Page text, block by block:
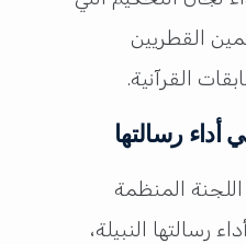
القطريين
القرآنية.
أداء رسالتها
المنظمة
رسالتها النبيلة،